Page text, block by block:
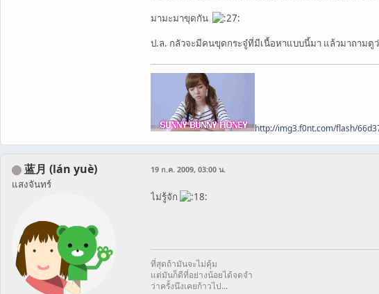
มามะมาขุดกัน
ป.ล. กลัวจะมีคนขุดกระจู๋ที่มีเนื้อหาแบบนี้มา แล้วมาถามตู
http://img3.f0nt.com/flash/
蓝月 (lán yuè)
แสงจันทร์
19 ก.ค. 2009, 03:00 น.
ไม่รู้จัก
ที่สุดถ้ามันจะไม่คุ้ม
แต่มันก็ดีที่อย่างน้อยได้จดจำ
ว่าครั้งนึงเคยก้าวไป...